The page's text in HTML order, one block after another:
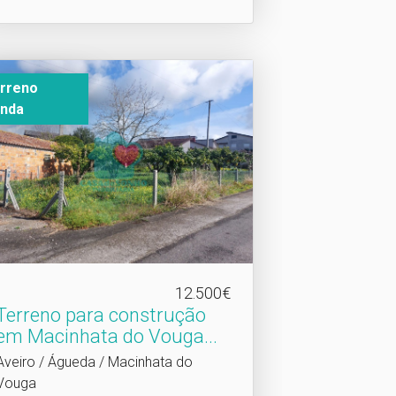
12.500€
para construção
Macinhata do Vouga.​..
/ Águeda / Macinhata do